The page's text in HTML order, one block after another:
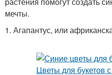
мечты.
1. Агапантус, или